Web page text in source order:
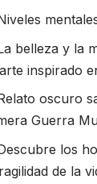
belleza y la
inspirado
oscuro
Guerra
los
de la